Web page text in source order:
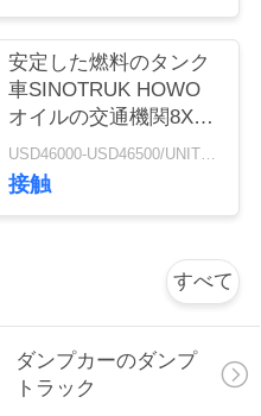
安定した燃料のタンク
車SINOTRUK HOWO
オイルの交通機関8X4
RHDのための30 - 40ト
ン
USD46000-USD46500/UNIT)negotiation MOQ:1 ユニット
接触
すべて
ダンプカーのダンプ
トラック